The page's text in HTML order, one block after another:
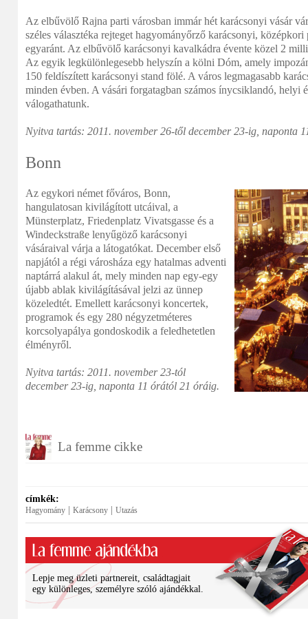
Az elbűvölő Rajna parti városban immár hét karácsonyi vásár
széles választéka rejteget hagyományőrző karácsonyi, középkori
egyaránt. Az elbűvölő karácsonyi kavalkádra évente közel 2
Az egyik legkülönlegesebb helyszín a kölni Dóm, amely
150 feldíszített karácsonyi stand fölé. A város legmagasabb
minden évben. A vásári forgatagban számos ínycsiklandó, helyi
válogathatunk.
Nyitva tartás: 2011. november 26-től december 23-ig, naponta
Bonn
Az egykori német főváros, Bonn,
hangulatosan kivilágított utcáival, a
Münsterplatz, Friedenplatz Vivatsgasse és a
Windeckstraße lenyűgöző karácsonyi
vásáraival várja a látogatókat. December első
napjától a régi városháza egy hatalmas adventi
naptárrá alakul át, mely minden nap egy-egy
újabb ablak kivilágításával jelzi az ünnep
közeledtét. Emellett karácsonyi koncertek,
programok és egy 280 négyzetméteres
korcsolyapálya gondoskodik a feledhetetlen
élményről.
Nyitva tartás: 2011. november 23-tól
december 23-ig, naponta 11 órától 21 óráig.
La femme cikke
címkék:
Hagyomány Karácsony Utazás
Lepje meg üzleti partnereit, családtagjait
egy különleges, személyre szóló ajándékkal.